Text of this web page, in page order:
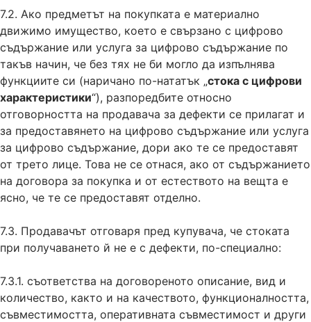
7.2. Ако предметът на покупката е материално
движимо имущество, което е свързано с цифрово
съдържание или услуга за цифрово съдържание по
такъв начин, че без тях не би могло да изпълнява
функциите си (наричано по-нататък „стока с цифрови
характеристики“), разпоредбите относно
отговорността на продавача за дефекти се прилагат и
за предоставянето на цифрово съдържание или услуга
за цифрово съдържание, дори ако те се предоставят
от трето лице. Това не се отнася, ако от съдържанието
на договора за покупка и от естеството на вещта е
ясно, че те се предоставят отделно.
7.3. Продавачът отговаря пред купувача, че стоката
при получаването й не е с дефекти, по-специално:
7.3.1. съответства на договореното описание, вид и
количество, както и на качеството, функционалността,
съвместимостта, оперативната съвместимост и други